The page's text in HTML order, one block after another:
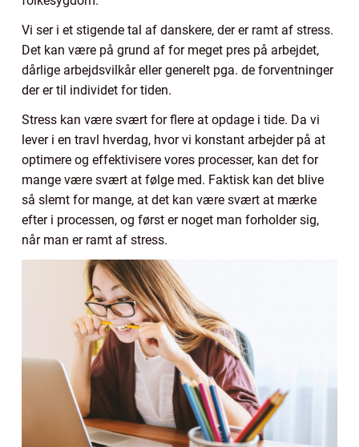
Vi ser i et stigende tal af danskere, der er ramt af stress.
Det kan være på grund af for meget pres på arbejdet,
dårlige arbejdsvilkår eller generelt pga. de forventninger
der er til individet for tiden.
Stress kan være svært for flere at opdage i tide. Da vi
lever i en travl hverdag, hvor vi konstant arbejder på at
optimere og effektivisere vores processer, kan det for
mange være svært at følge med. Faktisk kan det blive
så slemt for mange, at det kan være svært at mærke
efter i processen, og først er noget man forholder sig,
når man er ramt af stress.